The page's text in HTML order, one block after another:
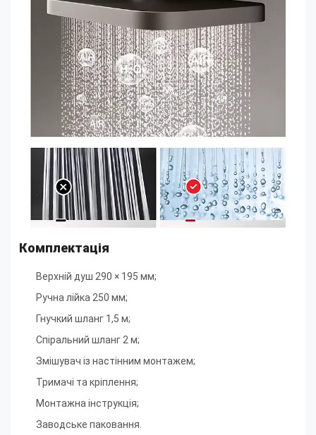
Комплектація
Верхній душ 290 × 195 мм;
Ручна лійка 250 мм;
Гнучкий шланг 1,5 м;
Спіральний шланг 2 м;
Змішувач із настінним монтажем;
Тримачі та кріплення;
Монтажна інструкція;
Заводське паковання.